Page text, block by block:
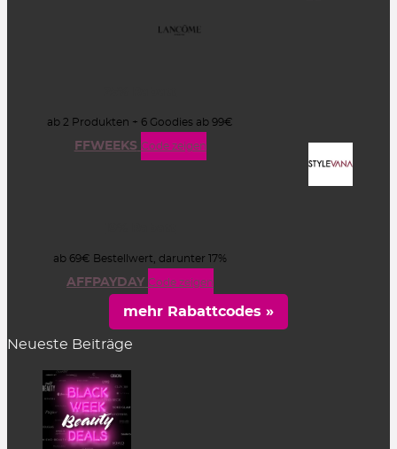
ab 2 Produkten + 6 Goodies ab 99€
FFWEEKS Code zeigen
ab 69€ Bestellwert, darunter 17%
AFFPAYDAY Code zeigen
mehr Rabattcodes »
Neueste Beiträge